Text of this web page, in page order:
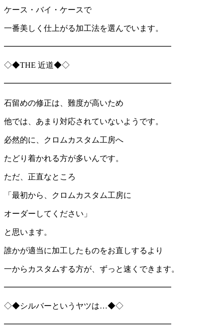
ケース・バイ・ケースで
一番美しく仕上がる加工法を選んでいます。
━━━━━━━━━━━━━━━━━━━━━
◇◆THE 近道◆◇
━━━━━━━━━━━━━━━━━━━━━
石留めの修正は、難度が高いため
他では、あまり対応されていないようです。
必然的に、クロムカスタム工房へ
たどり着かれる方が多いんです。
ただ、正直なところ
「最初から、クロムカスタム工房に
オーダーしてください」
と思います。
誰かが適当に加工したものをお直しするより
一からカスタムする方が、ずっと速くできます。
━━━━━━━━━━━━━━━━━━━━━
◇◆シルバーというヤツは…◆◇
━━━━━━━━━━━━━━━━━━━━━